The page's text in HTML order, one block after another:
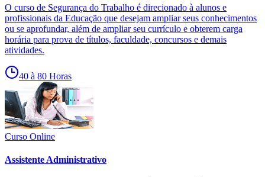
O curso de Segurança do Trabalho é direcionado à alunos e
profissionais da Educação que desejam ampliar seus conhecimentos
ou se aprofundar, além de ampliar seu currículo e obterem carga
horária para prova de títulos, faculdade, concursos e demais
atividades.
40 à 80 Horas
Curso Online
Assistente Administrativo